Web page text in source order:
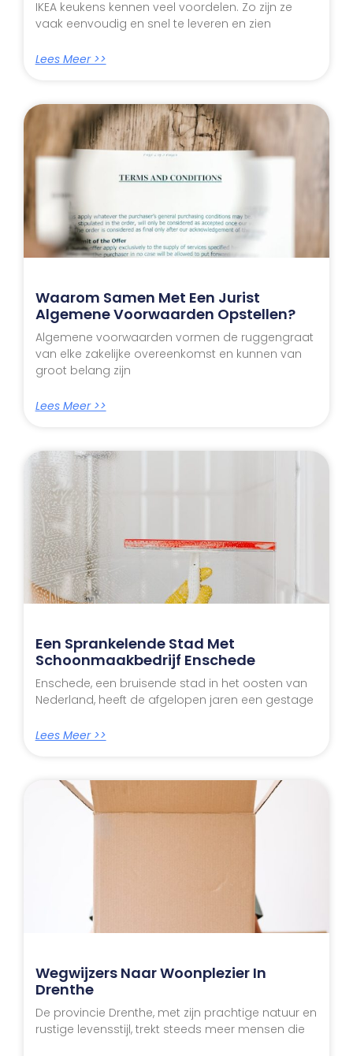
IKEA keukens kennen veel voordelen. Zo zijn ze
vaak eenvoudig en snel te leveren en zien
Lees Meer >>
Waarom Samen Met Een Jurist
Algemene Voorwaarden Opstellen?
Algemene voorwaarden vormen de ruggengraat
van elke zakelijke overeenkomst en kunnen van
groot belang zijn
Lees Meer >>
Een Sprankelende Stad Met
Schoonmaakbedrijf Enschede
Enschede, een bruisende stad in het oosten van
Nederland, heeft de afgelopen jaren een gestage
Lees Meer >>
Wegwijzers Naar Woonplezier In
Drenthe
De provincie Drenthe, met zijn prachtige natuur en
rustige levensstijl, trekt steeds meer mensen die